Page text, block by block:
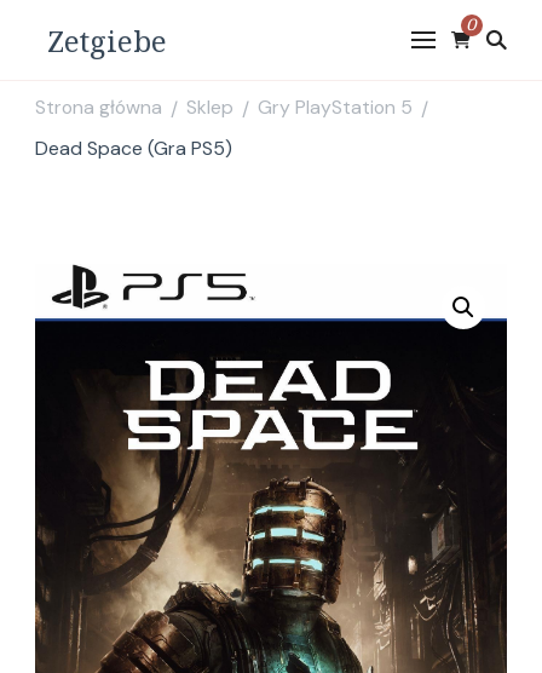
Zetgiebe 0
Strona główna / Sklep / Gry PlayStation 5 /
Dead Space (Gra PS5)